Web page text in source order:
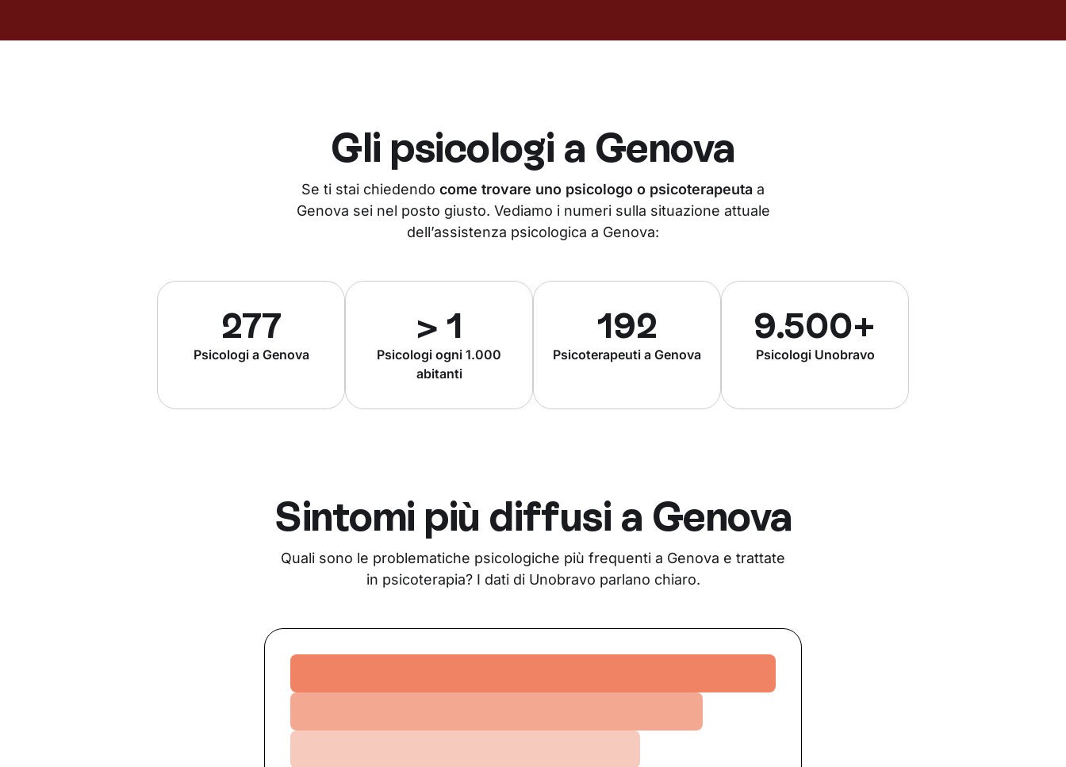
Gli psicologi a Genova
Se ti stai chiedendo come trovare uno psicologo o psicoterapeuta a
Genova sei nel posto giusto. Vediamo i numeri sulla situazione attuale
dell’assistenza psicologica a Genova:
277
Psicologi a Genova
> 1
Psicologi ogni 1.000
abitanti
192
Psicoterapeuti a Genova
9.500+
Psicologi Unobravo
Sintomi più diffusi a Genova
Quali sono le problematiche psicologiche più frequenti a Genova e trattate
in psicoterapia? I dati di Unobravo parlano chiaro.